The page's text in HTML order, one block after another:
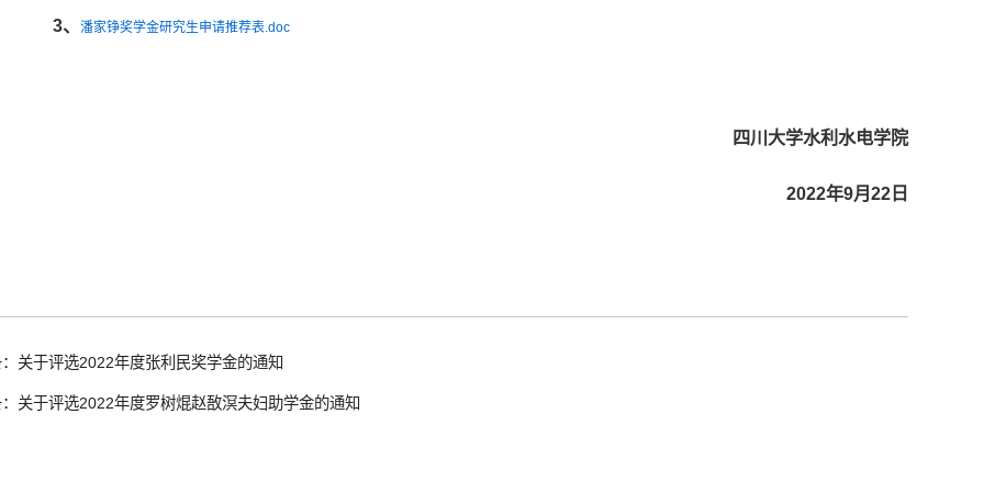
3、 潘家铮奖学金研究生申请推荐表.doc
四川大学水利水电学院
2022年9月22日
：关于评选2022年度张利民奖学金的通知
：关于评选2022年度罗树焜赵敔溟夫妇助学金的通知